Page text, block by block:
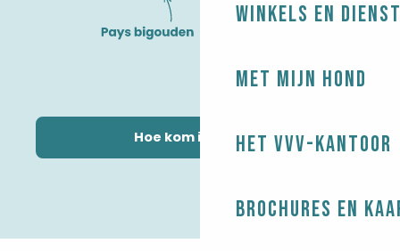
Winkels en
Met mijn hond
Het VVV-kantoor
Brochures en
Hoe kom ik daar?